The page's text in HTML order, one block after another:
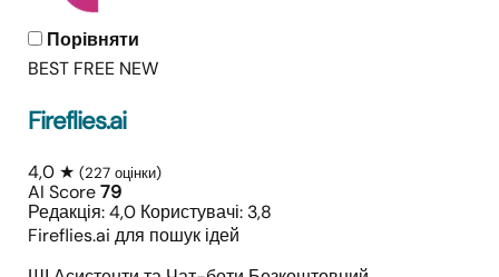
Порівняти
BEST FREE NEW
Fireflies.ai
4,0 ★ (227 оцінки)
AI Score79
Редакція: 4,0 Користувачі: 3,8
Fireflies.ai для пошук ідей